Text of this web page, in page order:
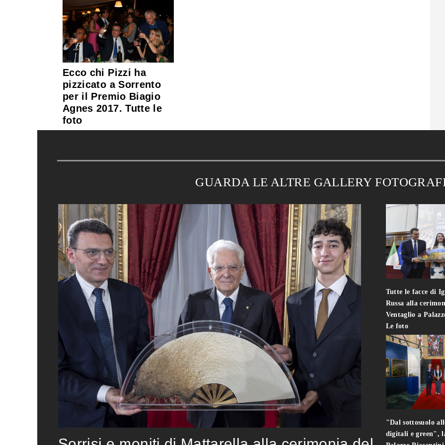
Ecco chi Pizzi ha
pizzicato a Sorrento
per il Premio Biagio
Agnes 2017. Tutte le
foto
GUARDA LE ALTRE GALLERY
Tutte le facce di
Russa alla
Ventaglio a
Le foto
"Dal sottosuolo
digitali e green",